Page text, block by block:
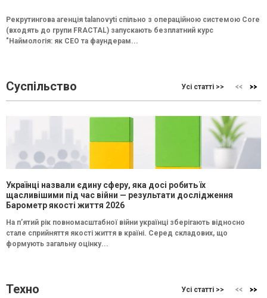
Рекрутингова агенція talanovyti спільно з операційною системою Core
(входять до групи FRACTAL) запускають безплатний курс
"Наймологія: як СEO та фаундерам...
Суспільство Усі статті >>
Українці назвали єдину сферу, яка досі робить їх
щасливішими під час війни — результати дослідження
Барометр якості життя 2026
На п’ятий рік повномасштабної війни українці зберігають відносно
стале сприйняття якості життя в країні. Серед складових, що
формують загальну оцінку...
Техно Усі статті >>